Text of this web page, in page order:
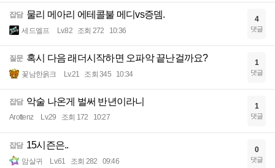
잡담 물리 메아리 에테콜불 메디vs증뎀.
세드엘프 Lv.82 조회 272 10:36
4
댓글
질문 혹시 다음 래더시작하면 오파악 끝난걸까요?
꽃남한옭크 Lv.21 조회 345 10:34
1
댓글
잡담 악술 나온게 벌써 반년이라니
Arottenz Lv.29 조회 172 10:27
1
댓글
잡담 15시즌은..
암살귀 Lv.61 조회 282 09:46
0
댓글